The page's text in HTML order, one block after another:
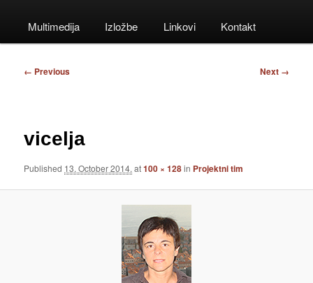
Multimedija Izložbe Linkovi Kontakt
Image
← Previous Next →
vicelja
Published 13. October 2014. at100 × 128in Projektni tim